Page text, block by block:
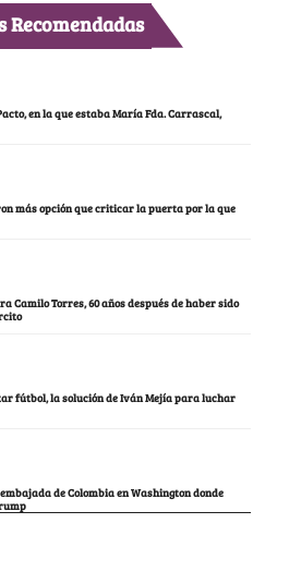
Recomendadas
en la que estaba María Fda. Carrascal,
más opción que criticar la puerta por la que
Camilo Torres, 60 años después de haber sido
fútbol, la solución de Iván Mejía para luchar
de Colombia en Washington donde